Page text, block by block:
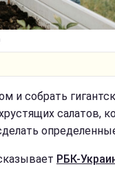
и собрать
салатов,
РБК-